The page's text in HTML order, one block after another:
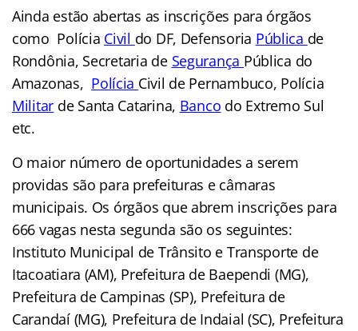
Ainda estão abertas as inscrições para órgãos
como Polícia Civil do DF, Defensoria Pública de
Rondônia, Secretaria de Segurança Pública do
Amazonas, Polícia Civil de Pernambuco, Polícia
Militar de Santa Catarina, Banco do Extremo Sul
etc.
O maior número de oportunidades a serem
providas são para prefeituras e câmaras
municipais. Os órgãos que abrem inscrições para
666 vagas nesta segunda são os seguintes:
Instituto Municipal de Trânsito e Transporte de
Itacoatiara (AM), Prefeitura de Baependi (MG),
Prefeitura de Campinas (SP), Prefeitura de
Carandaí (MG), Prefeitura de Indaial (SC), Prefeitura